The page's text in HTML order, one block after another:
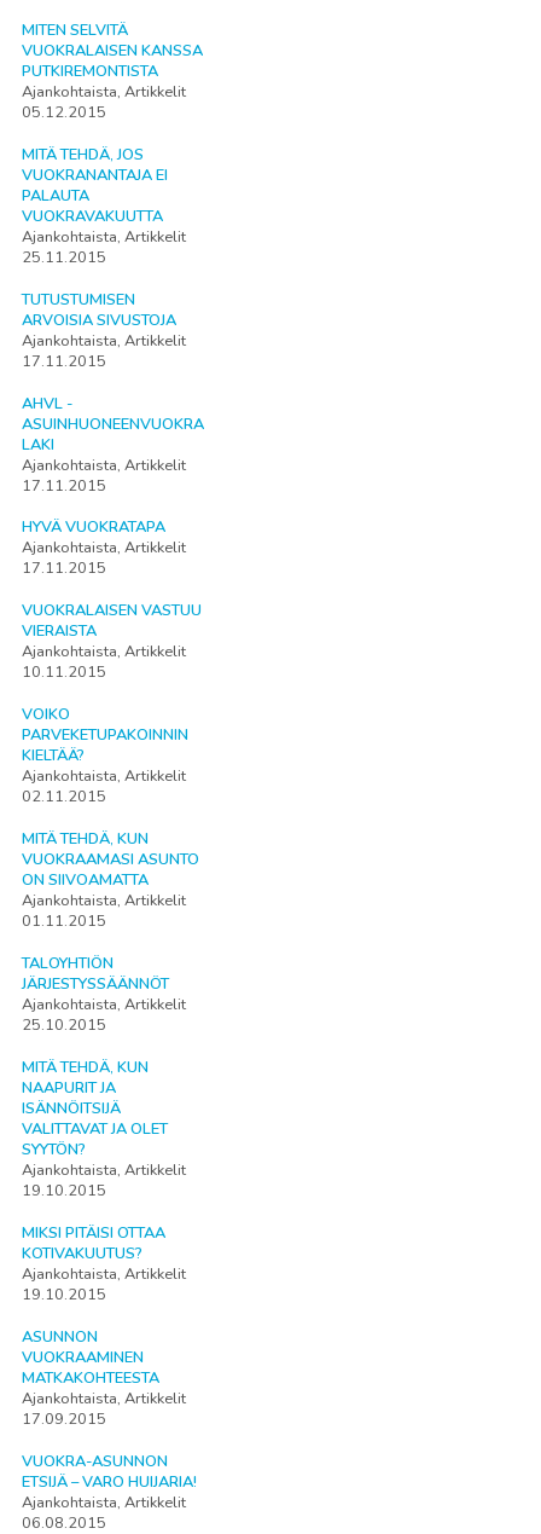
MITEN SELVITÄ
VUOKRALAISEN KANSSA
PUTKIREMONTISTA
Ajankohtaista, Artikkelit
05.12.2015
MITÄ TEHDÄ, JOS
VUOKRANANTAJA EI
PALAUTA
VUOKRAVAKUUTTA
Ajankohtaista, Artikkelit
25.11.2015
TUTUSTUMISEN
ARVOISIA SIVUSTOJA
Ajankohtaista, Artikkelit
17.11.2015
AHVL -
ASUINHUONEENVUOKRA
LAKI
Ajankohtaista, Artikkelit
17.11.2015
HYVÄ VUOKRATAPA
Ajankohtaista, Artikkelit
17.11.2015
VUOKRALAISEN VASTUU
VIERAISTA
Ajankohtaista, Artikkelit
10.11.2015
VOIKO
PARVEKETUPAKOINNIN
KIELTÄÄ?
Ajankohtaista, Artikkelit
02.11.2015
MITÄ TEHDÄ, KUN
VUOKRAAMASI ASUNTO
ON SIIVOAMATTA
Ajankohtaista, Artikkelit
01.11.2015
TALOYHTIÖN
JÄRJESTYSSÄÄNNÖT
Ajankohtaista, Artikkelit
25.10.2015
MITÄ TEHDÄ, KUN
NAAPURIT JA
ISÄNNÖITSIJÄ
VALITTAVAT JA OLET
SYYTÖN?
Ajankohtaista, Artikkelit
19.10.2015
MIKSI PITÄISI OTTAA
KOTIVAKUUTUS?
Ajankohtaista, Artikkelit
19.10.2015
ASUNNON
VUOKRAAMINEN
MATKAKOHTEESTA
Ajankohtaista, Artikkelit
17.09.2015
VUOKRA-ASUNNON
ETSIJÄ – VARO HUIJARIA!
Ajankohtaista, Artikkelit
06.08.2015